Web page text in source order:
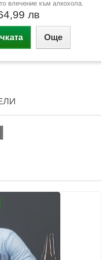
влечение към алкохола.
лв
Още